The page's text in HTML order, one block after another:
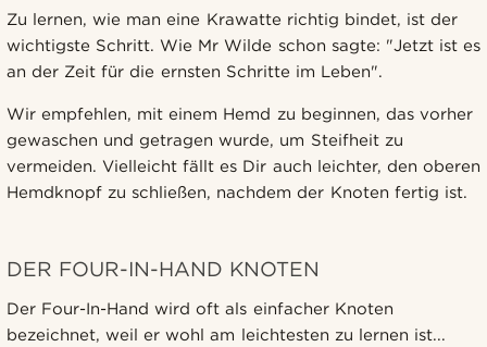
Zu lernen, wie man eine Krawatte richtig bindet, ist der
wichtigste Schritt. Wie Mr Wilde schon sagte: "Jetzt ist es
an der Zeit für die ernsten Schritte im Leben".
Wir empfehlen, mit einem Hemd zu beginnen, das vorher
gewaschen und getragen wurde, um Steifheit zu
vermeiden. Vielleicht fällt es Dir auch leichter, den oberen
Hemdknopf zu schließen, nachdem der Knoten fertig ist.
DER FOUR-IN-HAND KNOTEN
Der Four-In-Hand wird oft als einfacher Knoten
bezeichnet, weil er wohl am leichtesten zu lernen ist...